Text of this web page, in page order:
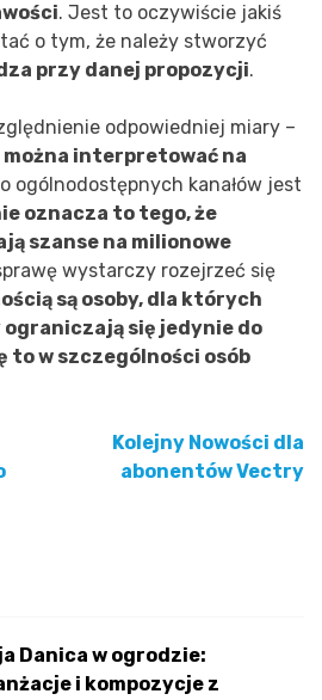
. Jest to oczywiście jakiś
o tym, że należy stworzyć
przy danej propozycji.
odpowiedniej miary –
interpretować na
ogólnodostępnych kanałów jest
oznacza to tego, że
szanse na milionowe
wystarczy rozejrzeć się
są osoby, dla których
ograniczają się jedynie do
to w szczególności osób
Kolejny Nowości dla
abonentów Vectry
Danica w ogrodzie:
i kompozycje z